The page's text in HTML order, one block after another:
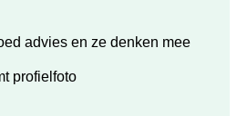
advies en ze denken mee